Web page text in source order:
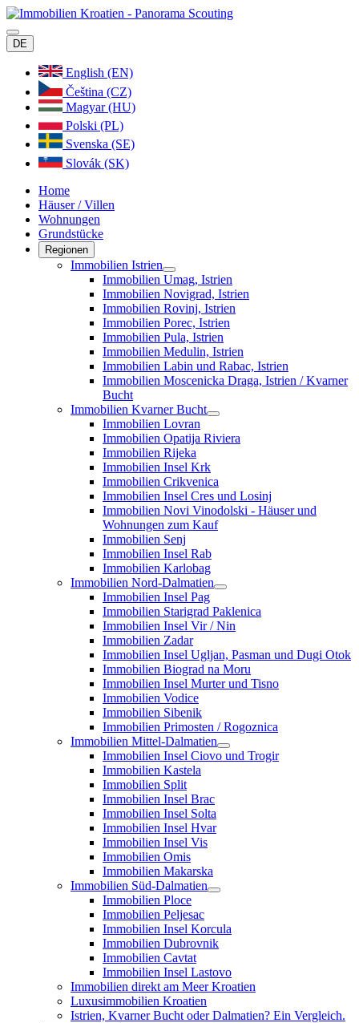
DE
English (EN)
Čeština (CZ)
Magyar (HU)
Polski (PL)
Svenska (SE)
Slovák (SK)
Home
Häuser / Villen
Wohnungen
Grundstücke
Regionen
Immobilien Istrien
Immobilien Umag, Istrien
Immobilien Novigrad, Istrien
Immobilien Rovinj, Istrien
Immobilien Porec, Istrien
Immobilien Pula, Istrien
Immobilien Medulin, Istrien
Immobilien Labin und Rabac, Istrien
Immobilien Moscenicka Draga, Istrien / Kvarner
Bucht
Immobilien Kvarner Bucht
Immobilien Lovran
Immobilien Opatija Riviera
Immobilien Rijeka
Immobilien Insel Krk
Immobilien Crikvenica
Immobilien Insel Cres und Losinj
Immobilien Novi Vinodolski - Häuser und
Wohnungen zum Kauf
Immobilien Senj
Immobilien Insel Rab
Immobilien Karlobag
Immobilien Nord-Dalmatien
Immobilien Insel Pag
Immobilien Starigrad Paklenica
Immobilien Insel Vir / Nin
Immobilien Zadar
Immobilien Insel Ugljan, Pasman und Dugi Otok
Immobilien Biograd na Moru
Immobilien Insel Murter und Tisno
Immobilien Vodice
Immobilien Sibenik
Immobilien Primosten / Rogoznica
Immobilien Mittel-Dalmatien
Immobilien Insel Ciovo und Trogir
Immobilien Kastela
Immobilien Split
Immobilien Insel Brac
Immobilien Insel Solta
Immobilien Insel Hvar
Immobilien Insel Vis
Immobilien Omis
Immobilien Makarska
Immobilien Süd-Dalmatien
Immobilien Ploce
Immobilien Peljesac
Immobilien Insel Korcula
Immobilien Dubrovnik
Immobilien Cavtat
Immobilien Insel Lastovo
Immobilien direkt am Meer Kroatien
Luxusimmobilien Kroatien
Istrien, Kvarner Bucht oder Dalmatien? Ein Vergleich.